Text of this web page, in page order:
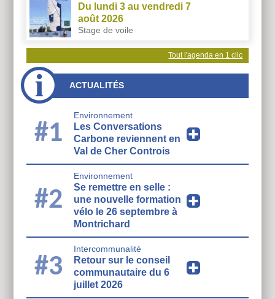
Du lundi 3 au vendredi 7
août 2026
Stage de voile
Tout l'agenda en 1 clic
ACTUALITÉS
#1
Environnement
Les Conversations
Carbone reviennent en
Val de Cher Controis
#2
Environnement
Se remettre en selle :
une nouvelle formation
vélo le 26 septembre à
Montrichard
#3
Intercommunalité
Retour sur le conseil
communautaire du 6
juillet 2026